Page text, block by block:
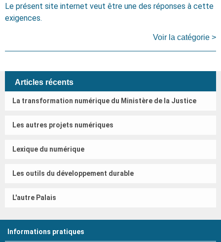
Le présent site internet veut être une des réponses à cette
exigences.
Voir la catégorie >
Articles récents
La transformation numérique du Ministère de la Justice
Les autres projets numériques
Lexique du numérique
Les outils du développement durable
L'autre Palais
Informations pratiques